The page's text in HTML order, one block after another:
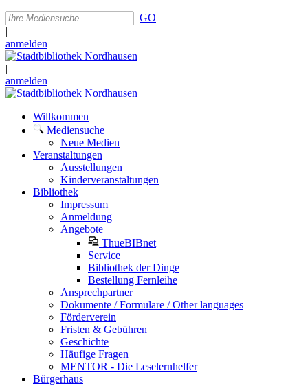
GO
|
anmelden
|
anmelden
Willkommen
Mediensuche
Neue Medien
Veranstaltungen
Ausstellungen
Kinderveranstaltungen
Bibliothek
Impressum
Anmeldung
Angebote
ThueBIBnet
Service
Bibliothek der Dinge
Bestellung Fernleihe
Ansprechpartner
Dokumente / Formulare / Other languages
Förderverein
Fristen & Gebühren
Geschichte
Häufige Fragen
MENTOR - Die Leselernhelfer
Bürgerhaus